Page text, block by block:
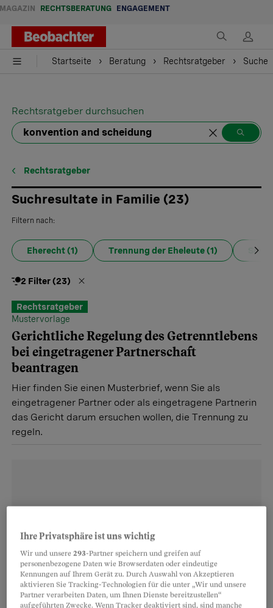
MAGAZIN RECHTSBERATUNG ENGAGEMENT
Startseite Beratung Rechtsratgeber Suche
Rechtsratgeber durchsuchen
Rechtsratgeber
Suchresultate in Familie (23)
Filtern nach:
Eherecht(1) Trennung der Eheleute(1)
2 Filter (23)
Rechtsratgeber
Mustervorlage
Gerichtliche Regelung des Getrenntlebens
bei eingetragener Partnerschaft
beantragen
Hier finden Sie einen Musterbrief, wenn Sie als
eingetragener Partner oder als eingetragene Partnerin
das Gericht darum ersuchen wollen, die Trennung zu
regeln.
Ihre Privatsphäre ist uns wichtig
Wir und unsere293-Partner speichern und greifen auf
personenbezogene Daten wie Browserdaten oder eindeutige
Kennungen auf Ihrem Gerät zu. Durch Auswahl von Akzeptieren
aktivieren Sie Tracking-Technologien für die unter „Wir und unsere
Partner verarbeiten Daten, um Ihnen Dienste bereitzustellen“
aufgeführten Zwecke. Wenn Tracker deaktiviert sind, sind manche